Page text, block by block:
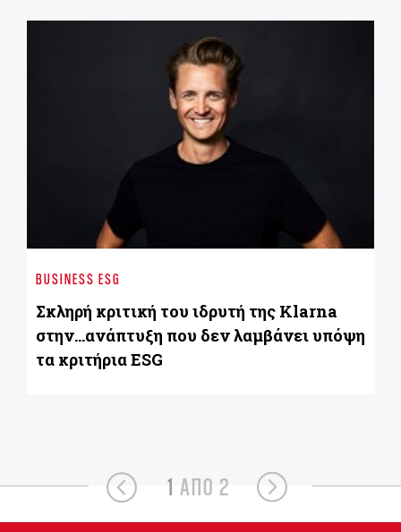
BUSINESS ESG
Σκληρή κριτική του ιδρυτή της Klarna
στην...ανάπτυξη που δεν λαμβάνει υπόψη
τα κριτήρια ESG
1 ΑΠΟ 2